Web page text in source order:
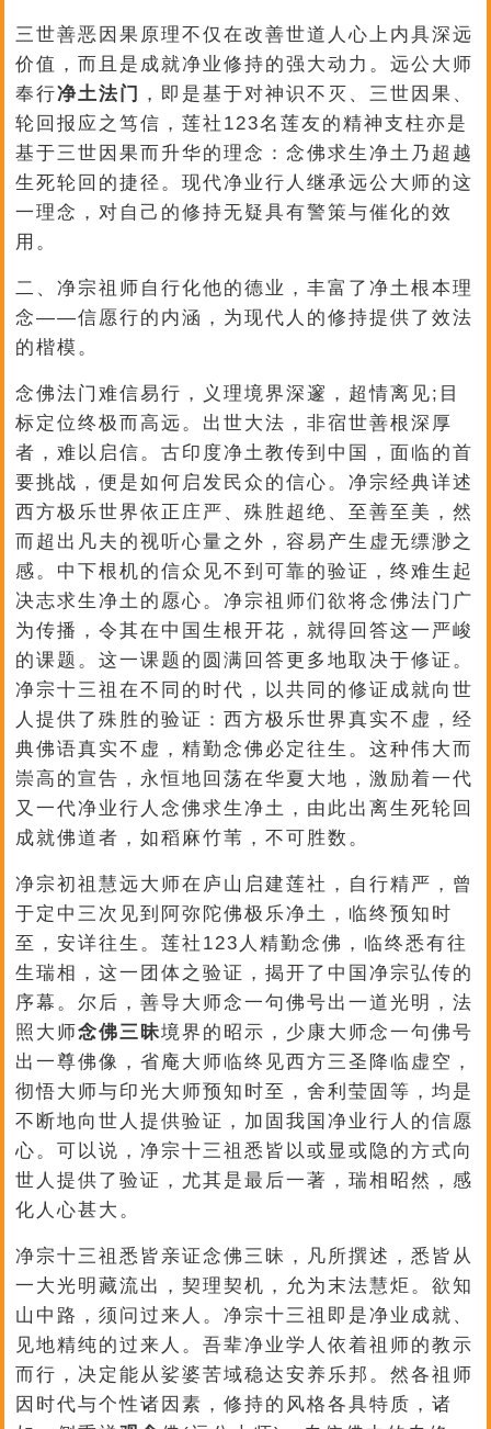
三世善恶因果原理不仅在改善世道人心上内具深远
价值，而且是成就净业修持的强大动力。远公大师
奉行净土法门
，即是基于对神识不灭、三世因果、
轮回报应之笃信，莲社123名莲友的精神支柱亦是
基于三世因果而升华的理念：念佛求生净土乃超越
生死轮回的捷径。现代净业行人继承远公大师的这
一理念，对自己的修持无疑具有警策与催化的效
用。
二、净宗祖师自行化他的德业，丰富了净土根本理
念——信愿行的内涵，为现代人的修持提供了效法
的楷模。
念佛法门难信易行，义理境界深邃，超情离见;目
标定位终极而高远。出世大法，非宿世善根深厚
者，难以启信。古印度净土教传到中国，面临的首
要挑战，便是如何启发民众的信心。净宗经典详述
西方极乐世界依正庄严、殊胜超绝、至善至美，然
而超出凡夫的视听心量之外，容易产生虚无缥渺之
感。中下根机的信众见不到可靠的验证，终难生起
决志求生净土的愿心。净宗祖师们欲将念佛法门广
为传播，令其在中国生根开花，就得回答这一严峻
的课题。这一课题的圆满回答更多地取决于修证。
净宗十三祖在不同的时代，以共同的修证成就向世
人提供了殊胜的验证：西方极乐世界真实不虚，经
典佛语真实不虚，精勤念佛必定往生。这种伟大而
崇高的宣告，永恒地回荡在华夏大地，激励着一代
又一代净业行人念佛求生净土，由此出离生死轮回
成就佛道者，如稻麻竹苇，不可胜数。
净宗初祖慧远大师在庐山启建莲社，自行精严，曾
于定中三次见到阿弥陀佛极乐净土，临终预知时
至，安详往生。莲社123人精勤念佛，临终悉有往
生瑞相，这一团体之验证，揭开了中国净宗弘传的
序幕。尔后，善导大师念一句佛号出一道光明，法
照大师念佛三昧境界的昭示，少康大师念一句佛号
出一尊佛像，省庵大师临终见西方三圣降临虚空，
彻悟大师与印光大师预知时至，舍利莹固等，均是
不断地向世人提供验证，加固我国净业行人的信愿
心。可以说，净宗十三祖悉皆以或显或隐的方式向
世人提供了验证，尤其是最后一著，瑞相昭然，感
化人心甚大。
净宗十三祖悉皆亲证念佛三昧，凡所撰述，悉皆从
一大光明藏流出，契理契机，允为末法慧炬。欲知
山中路，须问过来人。净宗十三祖即是净业成就、
见地精纯的过来人。吾辈净业学人依着祖师的教示
而行，决定能从娑婆苦域稳达安养乐邦。然各祖师
因时代与个性诸因素，修持的风格各具特质，诸